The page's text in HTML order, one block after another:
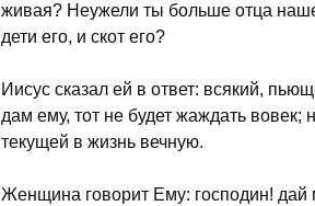
живая? Неужели ты больше отца
дети его, и скот его?
Иисус сказал ей в ответ: всякий,
дам ему, тот не будет жаждать
текущей в жизнь вечную.
Женщина говорит Ему: господин!